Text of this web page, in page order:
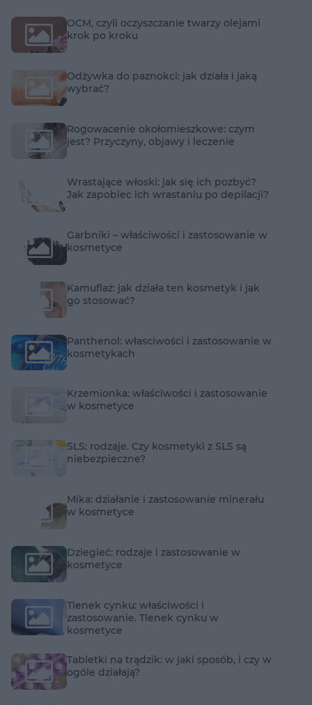
OCM, czyli oczyszczanie twarzy olejami
krok po kroku
Odżywka do paznokci: jak działa i jaką
wybrać?
Rogowacenie okołomieszkowe: czym
jest? Przyczyny, objawy i leczenie
Wrastające włoski: jak się ich pozbyć?
Jak zapobiec ich wrastaniu po depilacji?
Garbniki – właściwości i zastosowanie w
kosmetyce
Kamuflaż: jak działa ten kosmetyk i jak
go stosować?
Panthenol: własciwości i zastosowanie w
kosmetykach
Krzemionka: właściwości i zastosowanie
w kosmetyce
SLS: rodzaje. Czy kosmetyki z SLS są
niebezpieczne?
Mika: działanie i zastosowanie minerału
w kosmetyce
Dziegieć: rodzaje i zastosowanie w
kosmetyce
Tlenek cynku: właściwości i
zastosowanie. Tlenek cynku w
kosmetyce
Tabletki na trądzik: w jaki sposób, i czy w
ogóle działają?